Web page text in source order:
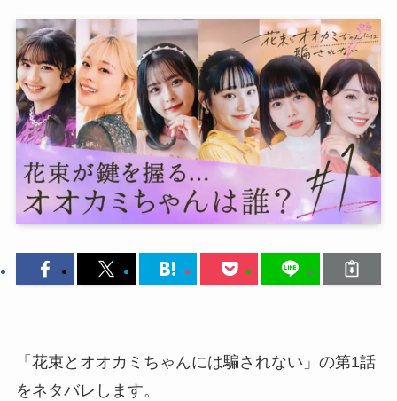
「花束とオオカミちゃんには騙されない」の第1話
をネタバレします。